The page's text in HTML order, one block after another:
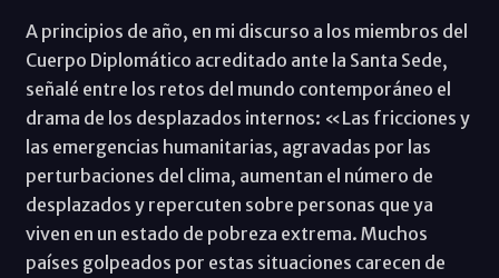
A principios de año, en mi discurso a los miembros del
Cuerpo Diplomático acreditado ante la Santa Sede,
señalé entre los retos del mundo contemporáneo el
drama de los desplazados internos: «Las fricciones y
las emergencias humanitarias, agravadas por las
perturbaciones del clima, aumentan el número de
desplazados y repercuten sobre personas que ya
viven en un estado de pobreza extrema. Muchos
países golpeados por estas situaciones carecen de